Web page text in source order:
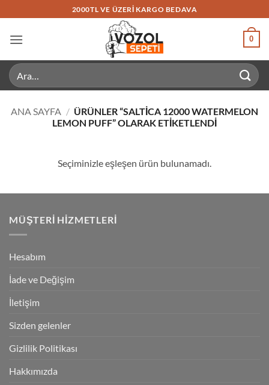
atla
2000TL VE ÜZERI KARGO BEDAVA
0
Ara:
ANA SAYFA / ÜRÜNLER “SALTICA 12000 WATERMELON
LEMON PUFF” OLARAK ETIKETLENDI
Seçiminizle eşleşen ürün bulunamadı.
MÜŞTERI HIZMETLERI
Hesabım
İade ve Değişim
İletişim
Sizden gelenler
Gizlilik Politikası
Hakkımızda